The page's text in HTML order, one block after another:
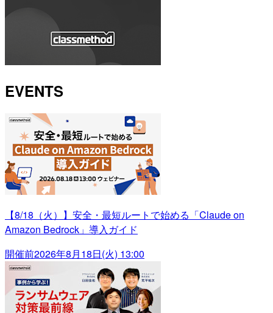
EVENTS
【8/18（火）】安全・最短ルートで始める「Claude on
Amazon Bedrock」導入ガイド
開催前2026年8月18日(火) 13:00